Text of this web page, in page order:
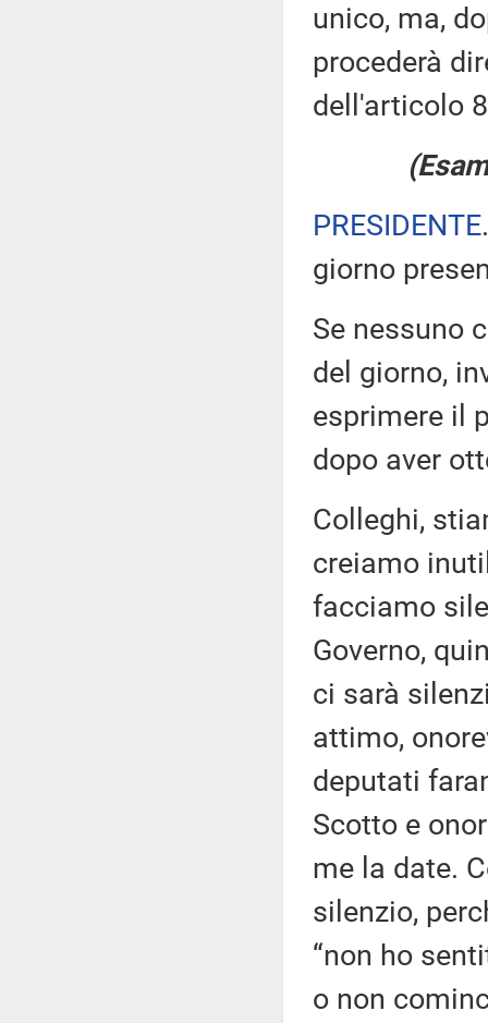
unico, ma,
procederà
dell'articolo
PRESIDENTE
giorno
Se nessuno
del giorno,
esprimere il
dopo aver
Colleghi,
creiamo
facciamo
Governo,
ci sarà
attimo,
deputati
Scotto e
me la date.
silenzio,
“non ho
o non